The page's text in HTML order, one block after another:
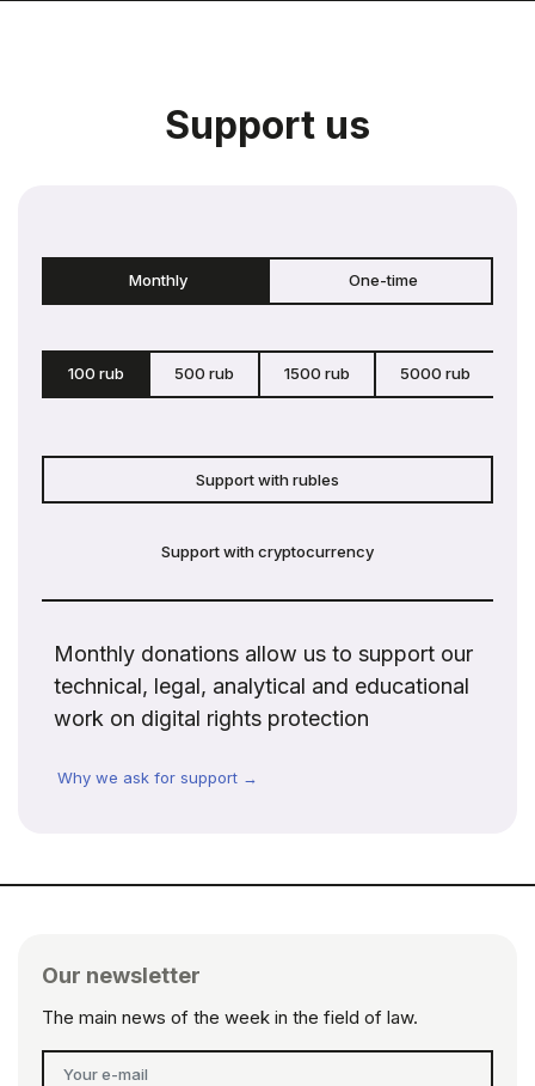
Support us
Monthly One-time
100 rub 500 rub 1500 rub 5000 rub
Support with rubles
Support with cryptocurrency
Monthly donations allow us to support our
technical, legal, analytical and educational
work on digital rights protection
Why we ask for support →
Our newsletter
The main news of the week in the field of law.